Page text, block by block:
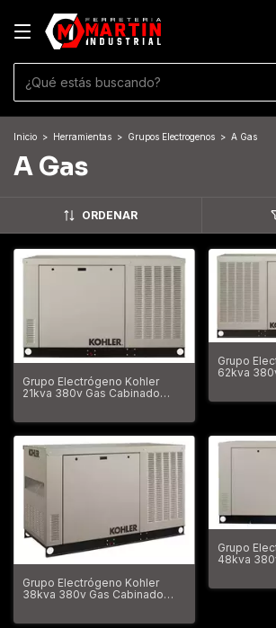
Inicio > Herramientas > Grupos Electrogenos > A Gas
A Gas
ORDENAR
Grupo Electrógeno Kohler
21kva 380v Gas Cabinado
Grupo
62kva
Grupo Electrógeno Kohler
38kva 380v Gas Cabinado
Grupo
48kva